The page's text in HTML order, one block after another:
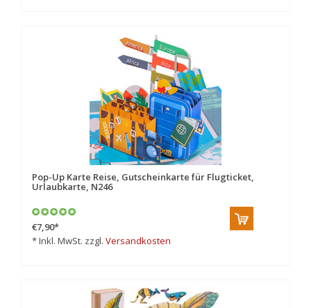
Pop-Up Karte Reise, Gutscheinkarte für Flugticket,
Urlaubkarte, N246
€7,90*
* Inkl. MwSt. zzgl. Versandkosten